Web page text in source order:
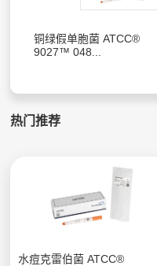
铜绿假单胞菌 ATCC®
9027™ 048...
热门推荐
水痘克雷伯菌 ATCC®